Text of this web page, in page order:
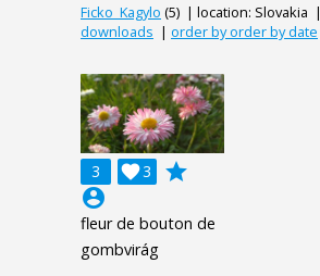
Ficko_Kagylo (5) | location: Slovakia |
downloads | order by order by date
3 3

grade
account_circle
fleur de bouton de
gombvirág